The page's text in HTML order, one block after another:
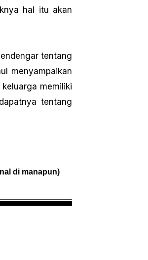
hal itu akan
tentang
menyampaikan
memiliki
tentang
di manapun)